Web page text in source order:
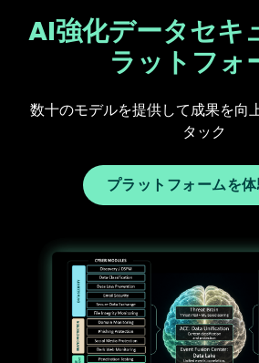
AI強化データセキ
ラットフォ
数十のモデルを提供して成果を向
タック
プラットフォームを